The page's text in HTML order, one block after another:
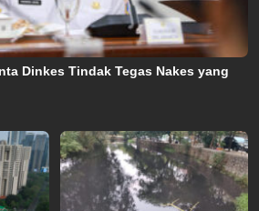
Dinkes Tindak Tegas Nakes yang